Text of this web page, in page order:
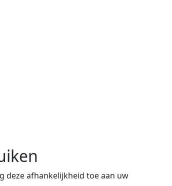
deze afhankelijkheid toe aan uw